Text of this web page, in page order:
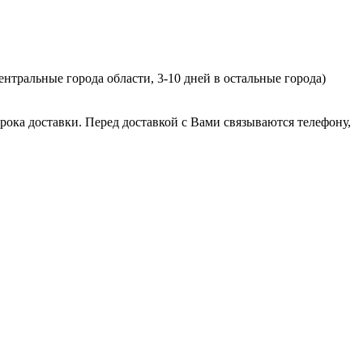
города области, 3-10 дней в остальные города)
доставки. Перед доставкой с Вами связываются телефону,